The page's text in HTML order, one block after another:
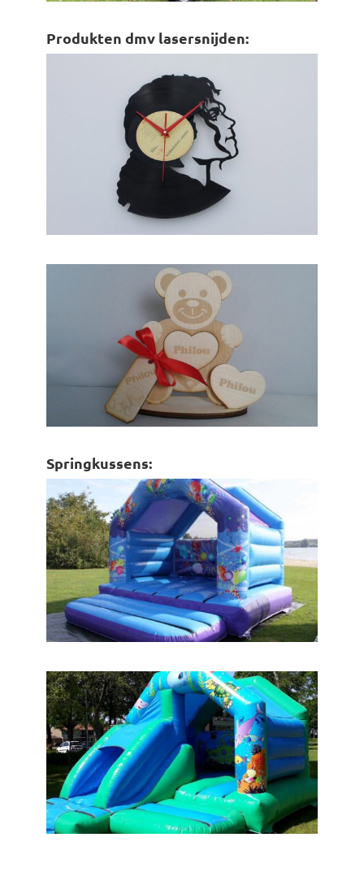
Produkten dmv lasersnijden:
Springkussens: